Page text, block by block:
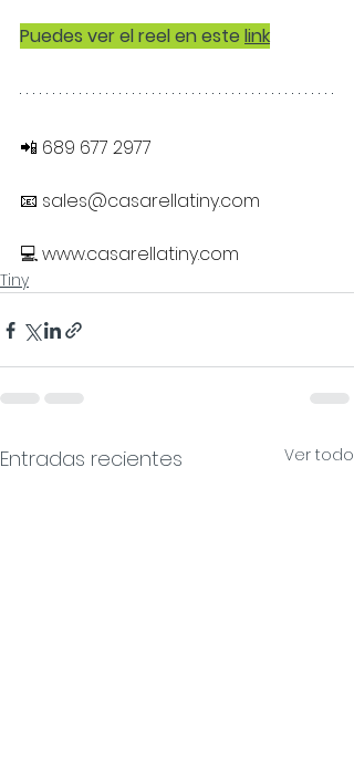
Puedes ver el reel en este link
📲 689 677 2977
📧 sales@casarellatiny.com
💻 www.casarellatiny.com
Tiny
Entradas recientes Ver todo